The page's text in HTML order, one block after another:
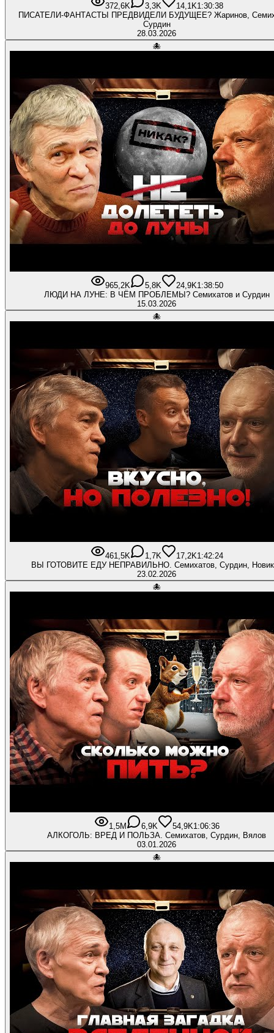
372,6K 3,3K 14,1K1:30:38
ПИСАТЕЛИ-ФАНТАСТЫ ПРЕДВИДЕЛИ БУДУЩЕЕ? Жаринов,
Сурдин
28.03.2026
🐙
965,2K 5,8K 24,9K1:38:50
ЛЮДИ НА ЛУНЕ: В ЧЁМ ПРОБЛЕМЫ? Семихатов и Сурдин
15.03.2026
🐙
461,5K 1,7K 17,2K1:42:24
ВЫ ГОТОВИТЕ ЕДУ НЕПРАВИЛЬНО. Семихатов, Сурдин,
23.02.2026
🐙
1,5M 6,9K 54,9K1:06:36
АЛКОГОЛЬ: ВРЕД И ПОЛЬЗА. Семихатов, Сурдин, Вялов
03.01.2026
🐙